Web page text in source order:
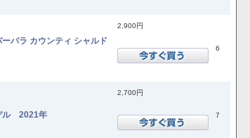
バラ カウンティ シャルド
2,900円
6
ル 2021年
2,700円
7